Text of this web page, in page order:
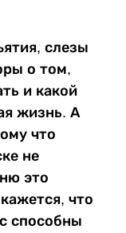
слезы
о том,
и какой
жизнь. А
что
не
это
что
способны